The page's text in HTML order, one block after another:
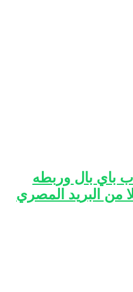
باي بال وربطه
من البريد المصري